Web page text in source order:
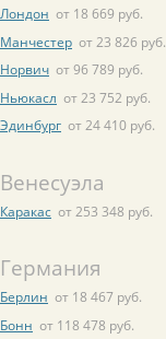
Лондон от 18 669 руб.
Манчестер от 23 826 руб.
Норвич от 96 789 руб.
Ньюкасл от 23 752 руб.
Эдинбург от 24 410 руб.
Венесуэла
Каракас от 253 348 руб.
Германия
Берлин от 18 467 руб.
Бонн от 118 478 руб.